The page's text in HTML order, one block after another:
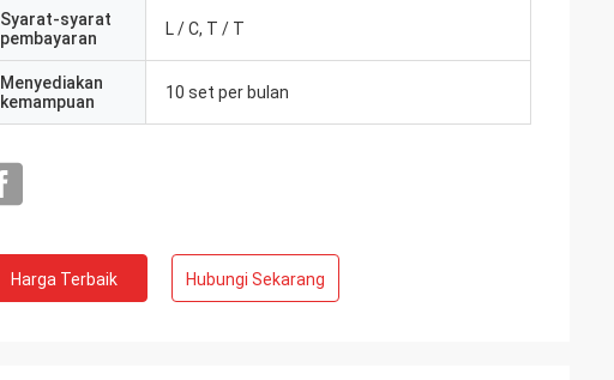
Syarat-syarat
pembayaran
L / C, T / T
Menyediakan
kemampuan
10 set per bulan
Harga Terbaik Hubungi Sekarang